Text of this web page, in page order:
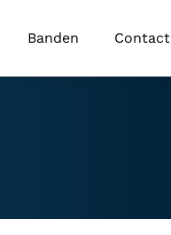
Banden Contact